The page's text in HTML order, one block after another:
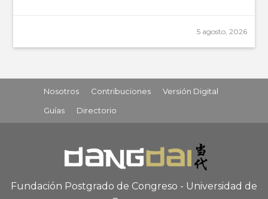
5 agosto, 2026
Nosotros Contribuciones
Versión Digital
Guías
Directorio
Fundación Postgrado de Congreso - Universidad de